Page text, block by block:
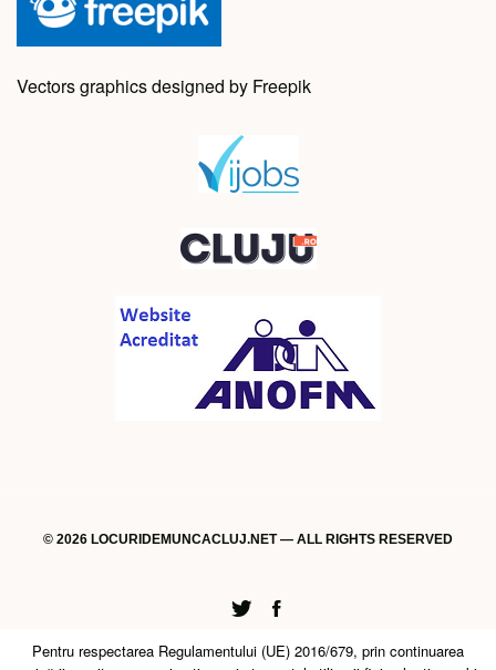
Vectors graphics designed by Freepik
© 2026 LOCURIDEMUNCACLUJ.NET — ALL RIGHTS RESERVED
Twitter
Facebook
Pentru respectarea Regulamentului (UE) 2016/679, prin continuarea